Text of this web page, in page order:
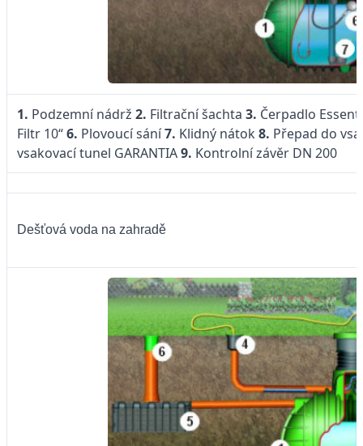
1. Podzemní nádrž 2. Filtrační šachta 3. Čerpadlo
Filtr 10“6. Plovoucí sání7. Klidný nátok 8. Přepad do
vsakovací tunel GARANTIA9. Kontrolní závěr DN 200
Dešťová voda na zahradě